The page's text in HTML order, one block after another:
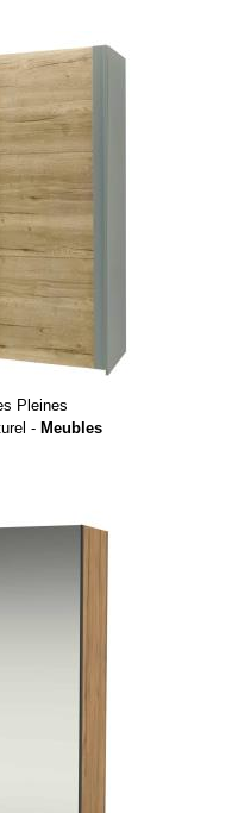
Pleines
- Meubles